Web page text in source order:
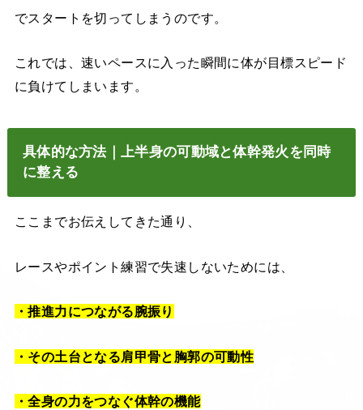
でスタートを切ってしまうのです。
これでは、速いペースに入った瞬間に体が目標スピード
に負けてしまいます。
具体的な方法｜上半身の可動域と体幹発火を同時
に整える
ここまでお伝えしてきた通り、
レースやポイント練習で失速しないためには、
・推進力につながる腕振り
・その土台となる肩甲骨と胸郭の可動性
・全身の力をつなぐ体幹の機能